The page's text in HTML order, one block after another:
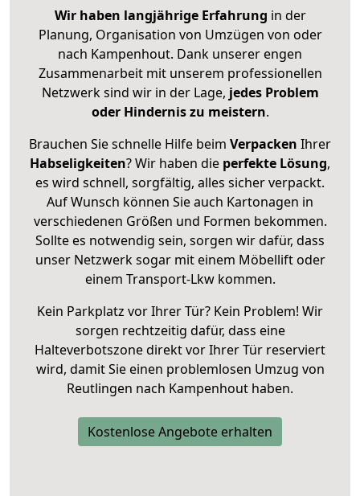
Wir haben langjährige Erfahrung in der
Planung, Organisation von Umzügen von oder
nach Kampenhout. Dank unserer engen
Zusammenarbeit mit unserem professionellen
Netzwerk sind wir in der Lage, jedes Problem
oder Hindernis zu meistern.
Brauchen Sie schnelle Hilfe beim Verpacken Ihrer
Habseligkeiten? Wir haben die perfekte Lösung,
es wird schnell, sorgfältig, alles sicher verpackt.
Auf Wunsch können Sie auch Kartonagen in
verschiedenen Größen und Formen bekommen.
Sollte es notwendig sein, sorgen wir dafür, dass
unser Netzwerk sogar mit einem Möbellift oder
einem Transport-Lkw kommen.
Kein Parkplatz vor Ihrer Tür? Kein Problem! Wir
sorgen rechtzeitig dafür, dass eine
Halteverbotszone direkt vor Ihrer Tür reserviert
wird, damit Sie einen problemlosen Umzug von
Reutlingen nach Kampenhout haben.
Kostenlose Angebote erhalten